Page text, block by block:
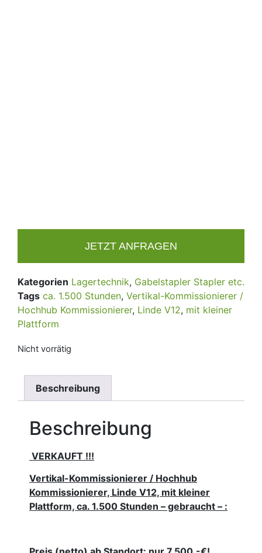
JETZT ANFRAGEN
Kategorien Lagertechnik, Gabelstapler Stapler etc.
Tags ca. 1.500 Stunden, Vertikal-Kommissionierer /
Hochhub Kommissionierer, Linde V12, mit kleiner
Plattform
Nicht vorrätig
Beschreibung
Beschreibung
VERKAUFT !!!
Vertikal-Kommissionierer / Hochhub
Kommissionierer, Linde V12, mit kleiner
Plattform, ca. 1.500 Stunden – gebraucht – :